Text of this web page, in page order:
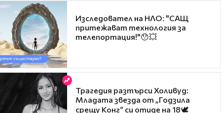
Изследовател на НЛО: "САЩ
притежават технология за
телепортация!"😯💥
Трагедия разтърси Холивуд:
Младата звезда от „Годзила
срещу Конг“ си отиде на 18🕊️